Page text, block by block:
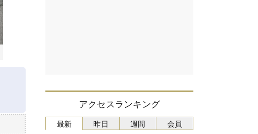
アクセスランキング
最新
昨日 週間 会員